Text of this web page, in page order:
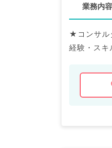
業務内容
★コンサル
経験・スキルによりご相談が
気軽にお